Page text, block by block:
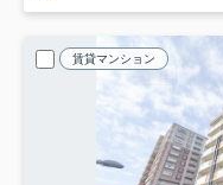
賃貸マンション